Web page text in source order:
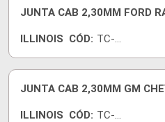
JUNTA CAB 2,30MM FORD
ILLINOIS CÓD: TC-
18
JUNTA CAB 2,30MM GM
ILLINOIS CÓD: TC-